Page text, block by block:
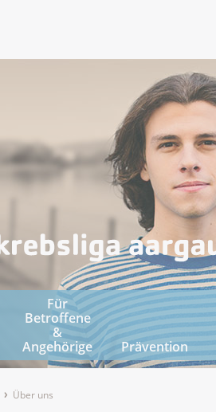
Für
Betroffene
&
Angehörige
Prävention
Über uns